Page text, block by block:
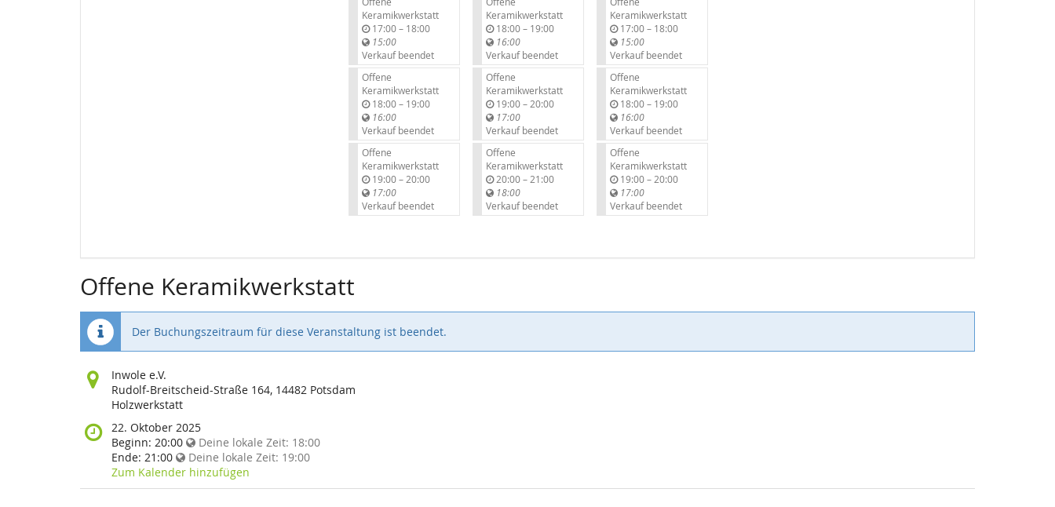
Keramikwerkstatt
17:00–b
s
18:00
15:00
Verkauf beendet
Offene
Keramikwerkstatt
18:00–b
s
19:00
16:00
Verkauf beendet
Offene
Keramikwerkstatt
19:00–b
s
20:00
17:00
Verkauf beendet
Keramikwerkstatt
18:00–b
s
19:00
16:00
Verkauf beendet
Offene
Keramikwerkstatt
19:00–b
s
20:00
17:00
Verkauf beendet
Offene
Keramikwerkstatt
20:00–b
s
21:00
18:00
Verkauf beendet
Keramikwerkstatt
17:00–b
s
18:00
15:00
Verkauf beendet
Offene
Keramikwerkstatt
18:00–b
s
19:00
16:00
Verkauf beendet
Offene
Keramikwerkstatt
19:00–b
s
20:00
17:00
Verkauf beendet
Offene Keramikwerkstatt
Der Buchungszeitraum für diese Veranstaltung ist beendet.
Wo
findet
diese
statt?
Inwole e.V.
Rudolf-Breitscheid-Straße 164, 14482 Potsdam
Holzwerkstatt
Wann
findet
diese
Veranstaltung
statt?
22. Oktober 2025
Beginn: 20:00 Deine lokale Zeit: 18:00
Ende: 21:00 Deine lokale Zeit: 19:00
Zum Kalender hinzufügen